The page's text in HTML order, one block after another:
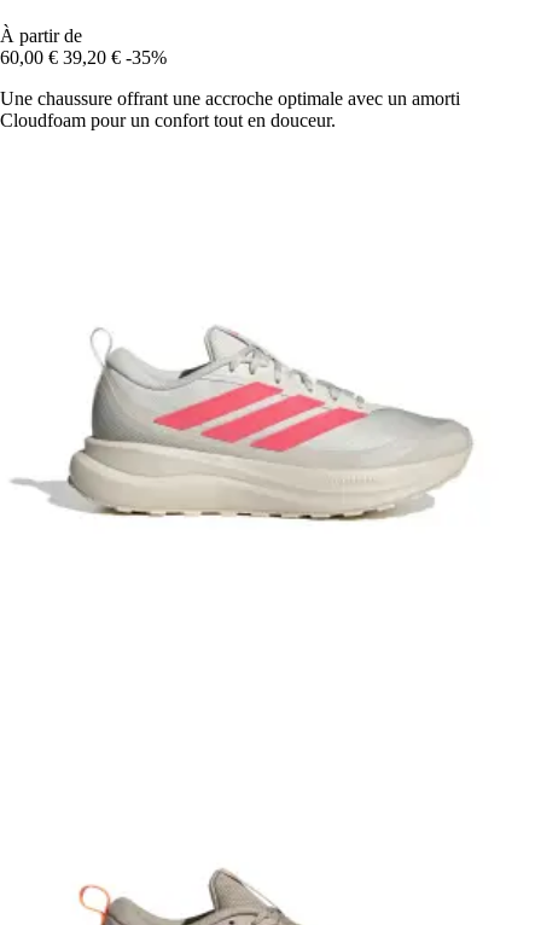
À partir de
60,00 € 39,20 € -35%
Une chaussure offrant une accroche optimale avec un amorti
Cloudfoam pour un confort tout en douceur.